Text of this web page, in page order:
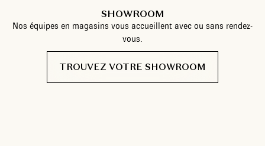
SHOWROOM
Nos équipes en magasins vous accueillent avec ou sans rendez-
vous.
TROUVEZ VOTRE SHOWROOM